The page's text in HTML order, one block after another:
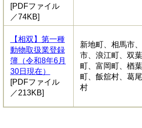
[PDFファイル
／74KB]
【相双】第一種
動物取扱業登録
簿（令和8年6月
30日現在）
[PDFファイル
／213KB]
新地町、相馬市
市、浪江町、双
町、富岡町、楢
町、飯舘村、葛
村